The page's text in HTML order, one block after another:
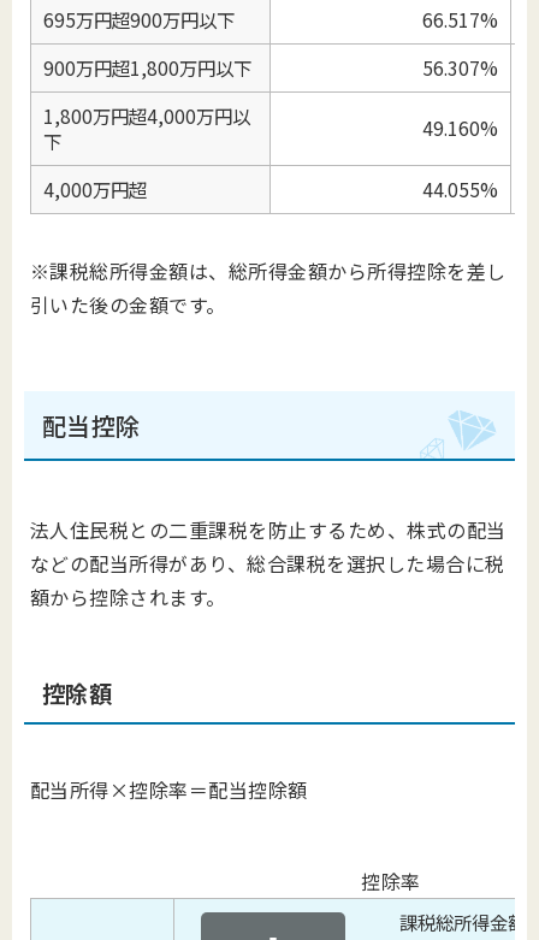
695万円超900万円以下
66.517%
900万円超1,800万円以下
56.307%
1,800万円超4,000万円以
下
49.160%
4,000万円超 44.055%
※課税総所得金額は、総所得金額から所得控除を差し
引いた後の金額です。
配当控除
法人住民税との二重課税を防止するため、株式の配当
などの配当所得があり、総合課税を選択した場合に税
額から控除されます。
控除額
配当所得×控除率＝配当控除額
控除率
課税総所得金額